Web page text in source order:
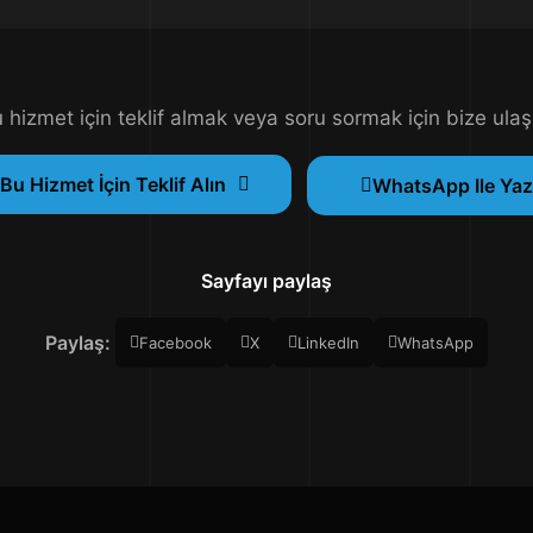
hizmet için teklif almak veya soru sormak için bize
Bu Hizmet İçin Teklif Alın WhatsApp Ile Yaz
Sayfayı paylaş
Paylaş: Facebook X LinkedIn WhatsApp